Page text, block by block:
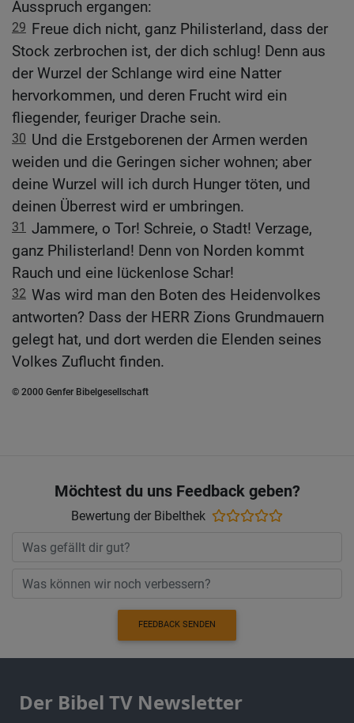
Ausspruch ergangen:
29 Freue dich nicht, ganz Philisterland, dass der
Stock zerbrochen ist, der dich schlug! Denn aus
der Wurzel der Schlange wird eine Natter
hervorkommen, und deren Frucht wird ein
fliegender, feuriger Drache sein.
30 Und die Erstgeborenen der Armen werden
weiden und die Geringen sicher wohnen; aber
deine Wurzel will ich durch Hunger töten, und
deinen Überrest wird er umbringen.
31 Jammere, o Tor! Schreie, o Stadt! Verzage,
ganz Philisterland! Denn von Norden kommt
Rauch und eine lückenlose Schar!
32 Was wird man den Boten des Heidenvolkes
antworten? Dass der HERR Zions Grundmauern
gelegt hat, und dort werden die Elenden seines
Volkes Zuflucht finden.
© 2000 Genfer Bibelgesellschaft
Möchtest du uns Feedback geben?
Bewertung der Bibelthek
FEEDBACK SENDEN
Der Bibel TV Newsletter